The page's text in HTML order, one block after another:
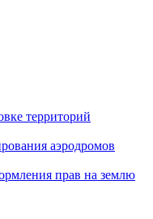
территорий
аэродромов
прав на землю